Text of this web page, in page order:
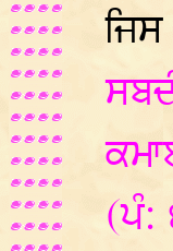
(ਪੰ: